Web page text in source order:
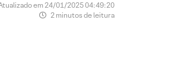
em 24/01/2025 04:49:20
2 minutos de leitura